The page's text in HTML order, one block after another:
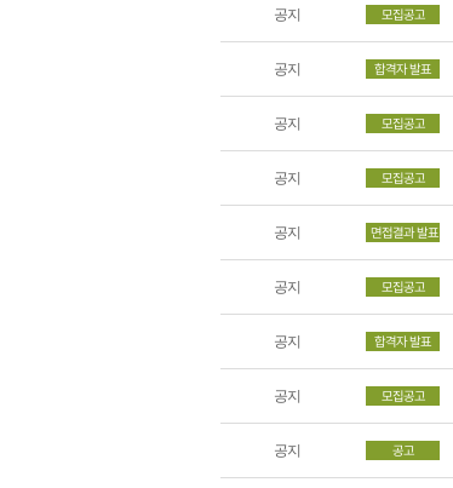
공지 모집공고
공지 합격자 발표
공지 모집공고
공지 모집공고
공지 면접결과 발표
공지 모집공고
공지 합격자 발표
공지 모집공고
공지 공고